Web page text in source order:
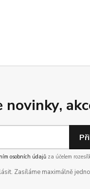
osobních údajů za účelem
Zasíláme maximálně